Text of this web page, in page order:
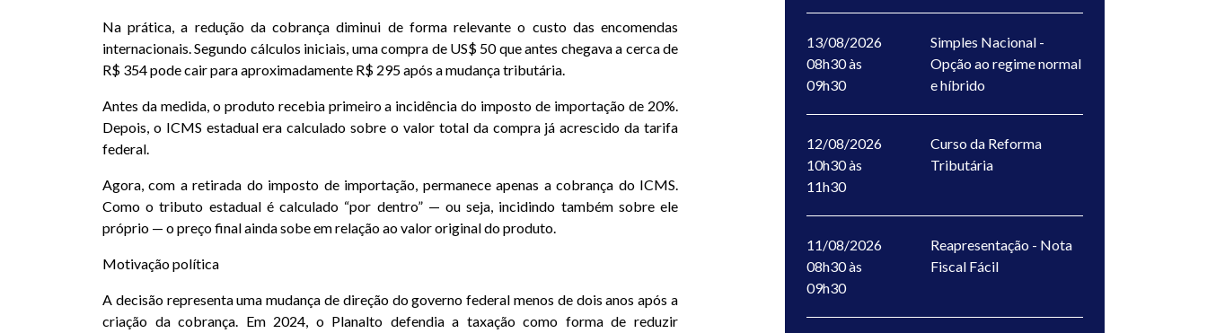
Na prática, a redução da cobrança diminui de forma relevante o custo das encomendas
internacionais. Segundo cálculos iniciais, uma compra de US$ 50 que antes chegava a cerca de
R$ 354 pode cair para aproximadamente R$ 295 após a mudança tributária.
Antes da medida, o produto recebia primeiro a incidência do imposto de importação de 20%.
Depois, o ICMS estadual era calculado sobre o valor total da compra já acrescido da tarifa
federal.
Agora, com a retirada do imposto de importação, permanece apenas a cobrança do ICMS.
Como o tributo estadual é calculado “por dentro” — ou seja, incidindo também sobre ele
próprio — o preço final ainda sobe em relação ao valor original do produto.
Motivação política
A decisão representa uma mudança de direção do governo federal menos de dois anos após a
criação da cobrança. Em 2024, o Planalto defendia a taxação como forma de reduzir
13/08/2026
08h30 às
09h30
Simples Nacional -
Opção ao regime normal
e híbrido
12/08/2026
10h30 às
11h30
Curso da Reforma
Tributária
11/08/2026
08h30 às
09h30
Reapresentação - Nota
Fiscal Fácil